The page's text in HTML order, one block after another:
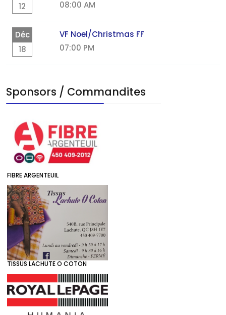
12 08:00 AM
Déc
18
VF Noel/Christmas FF
07:00 PM
Sponsors / Commandites
FIBRE ARGENTEUIL
TISSUS LACHUTE O COTON